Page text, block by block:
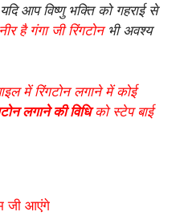
आप विष्णु भक्ति को गहराई से
है गंगा जी रिंगटोनभी अवश्य
में रिंगटोन लगाने में कोई
लगाने की विधिको स्टेप बाई
जी आएंगे